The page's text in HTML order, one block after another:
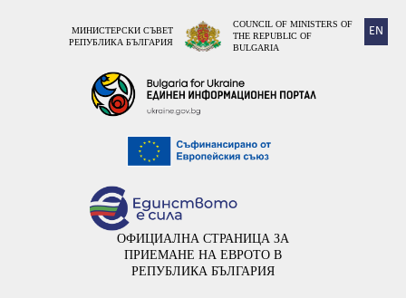
EN
МИНИСТЕРСКИ СЪВЕТ
РЕПУБЛИКА БЪЛГАРИЯ
COUNCIL OF MINISTERS OF
THE REPUBLIC OF
BULGARIA
ОФИЦИАЛНА СТРАНИЦА ЗА
ПРИЕМАНЕ НА ЕВРОТО В
РЕПУБЛИКА БЪЛГАРИЯ